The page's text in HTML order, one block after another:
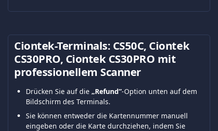
Ciontek-Terminals: CS50C, Ciontek
CS30PRO, Ciontek CS30PRO mit
professionellem Scanner
Drücken Sie auf die „Refund”-Option unten auf dem
Bildschirm des Terminals.
Sie können entweder die Kartennummer manuell
eingeben oder die Karte durchziehen, indem Sie